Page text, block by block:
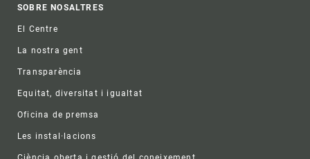
Footer
SOBRE NOSALTRES
El Centre
La nostra gent
Transparència
Equitat, diversitat i igualtat
Oficina de premsa
Les instal·lacions